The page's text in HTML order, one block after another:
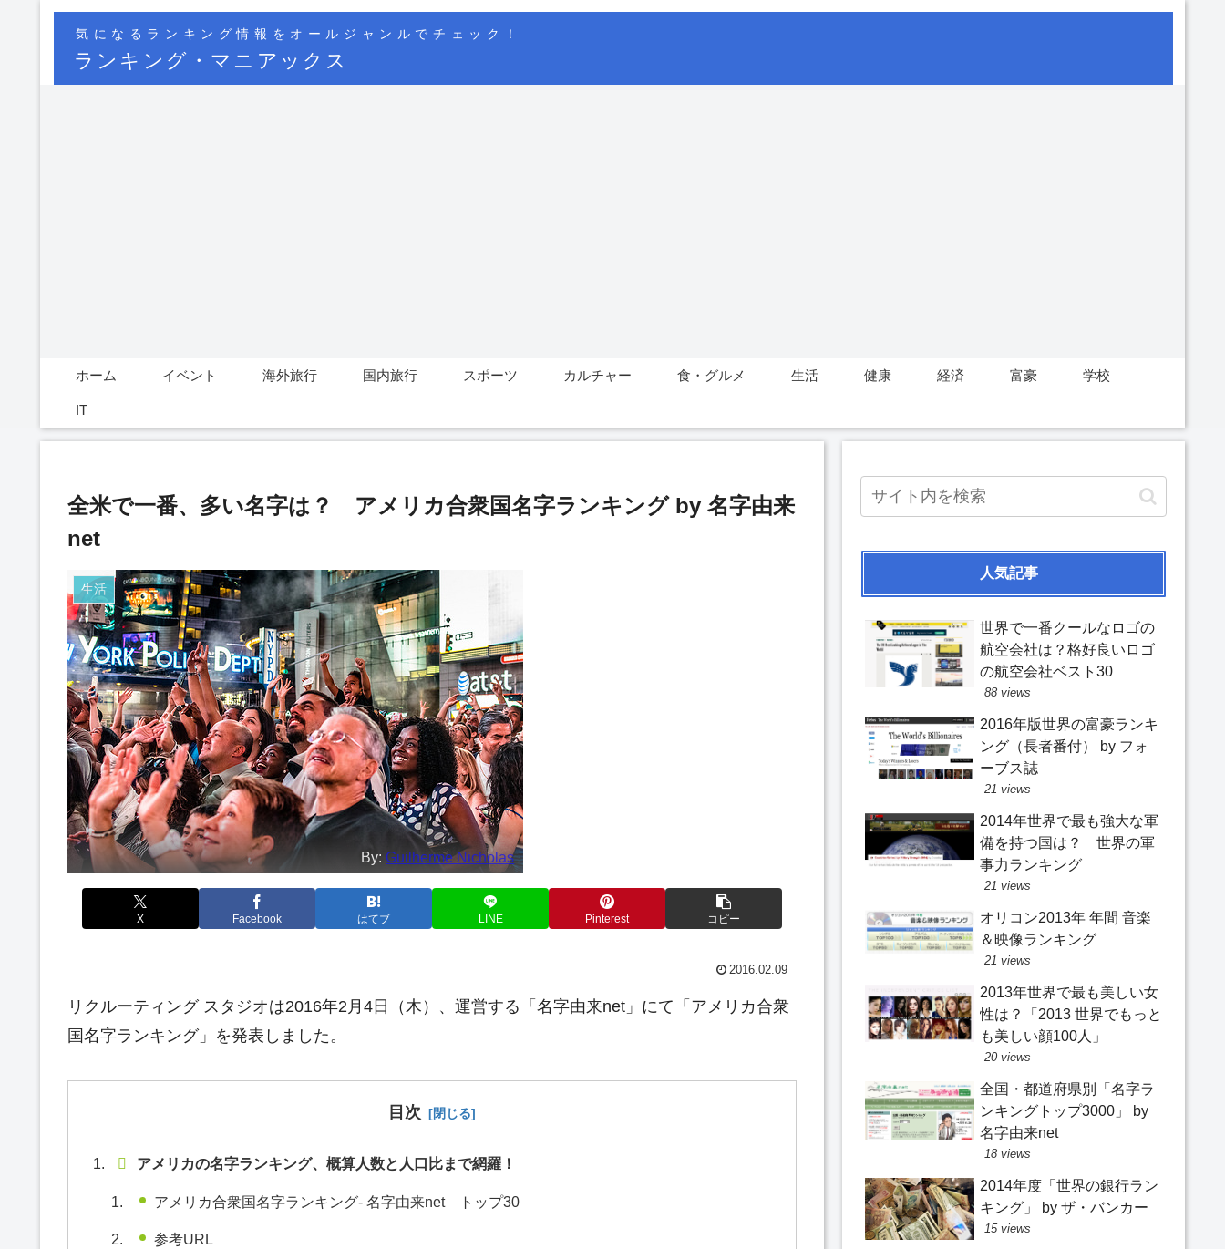
気になるランキング情報をオールジャンルでチェック！
ランキング・マニアックス
ホーム イベント 海外旅行 国内旅行 スポーツ カルチャー 食・グルメ 生活 健康 経済 富豪 学校
IT
全米で一番、多い名字は？ アメリカ合衆国名字ランキング by 名字由来
net
生活
By:Guilherme Nicholas
X Facebook はてブ LINE Pinterest コピー
2016.02.09
リクルーティング スタジオは2016年2月4日（木）、運営する「名字由来net」にて「アメリカ合衆
国名字ランキング」を発表しました。
目次
アメリカの名字ランキング、概算人数と人口比まで網羅！
アメリカ合衆国名字ランキング- 名字由来net トップ30
参考URL
人気記事
世界で一番クールなロゴの
航空会社は？格好良いロゴ
の航空会社ベスト30
88 views
2016年版世界の富豪ランキ
ング（長者番付） by フォ
ーブス誌
21 views
2014年世界で最も強大な軍
備を持つ国は？ 世界の軍
事力ランキング
21 views
オリコン2013年 年間 音楽
＆映像ランキング
21 views
2013年世界で最も美しい女
性は？「2013 世界でもっと
も美しい顔100人」
20 views
全国・都道府県別「名字ラ
ンキングトップ3000」 by
名字由来net
18 views
2014年度「世界の銀行ラン
キング」 by ザ・バンカー
15 views